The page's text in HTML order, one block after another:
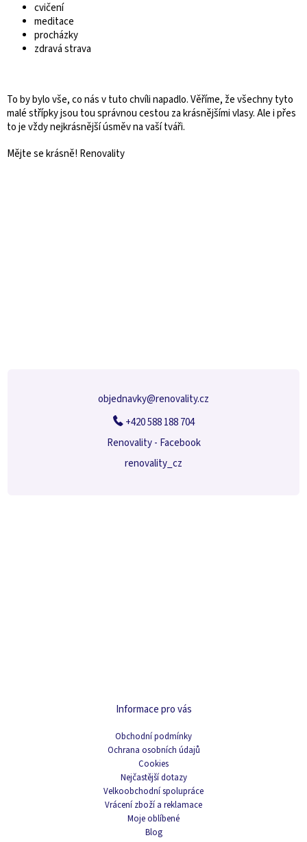
cvičení
meditace
procházky
zdravá strava
To by bylo vše, co nás v tuto chvíli napadlo. Věříme, že všechny tyto
malé střípky jsou tou správnou cestou za krásnějšími vlasy. Ale i přes
to je vždy nejkrásnější úsměv na vaší tváři.
Mějte se krásně! Renovality
Informace pro vás
Obchodní podmínky
Ochrana osobních údajů
Cookies
Nejčastější dotazy
Velkoobchodní spolupráce
Vrácení zboží a reklamace
Moje oblíbené
Blog
objednavky@renovality.cz
+420 588 188 704
Renovality - Facebook
renovality_cz